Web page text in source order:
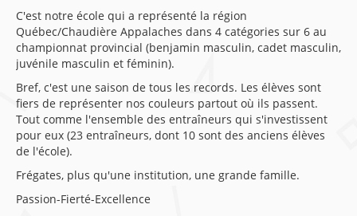
C'est notre école qui a représenté la région
Québec/Chaudière Appalaches dans 4 catégories sur 6 au
championnat provincial (benjamin masculin, cadet masculin,
juvénile masculin et féminin).
Bref, c'est une saison de tous les records. Les élèves sont
fiers de représenter nos couleurs partout où ils passent.
Tout comme l'ensemble des entraîneurs qui s'investissent
pour eux (23 entraîneurs, dont 10 sont des anciens élèves
de l'école).
Frégates, plus qu'une institution, une grande famille.
Passion-Fierté-Excellence